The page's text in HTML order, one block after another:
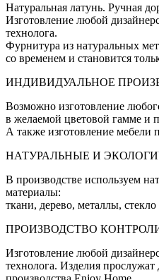
Натуральная латунь. Ручная
Изготовление любой
технолога.
Фурнитура из натуральных
со временем и становится
ИНДИВИДУАЛЬНОЕ
Возможно изготовление
в желаемой цветовой гамме и
А также изготовление мебели
НАТУРАЛЬНЫЕ И
В производстве используем
материалы:
ткани, дерево, металлы,
ПРОИЗВОДСТВО
Изготовление любой
технолога. Изделия прослужат